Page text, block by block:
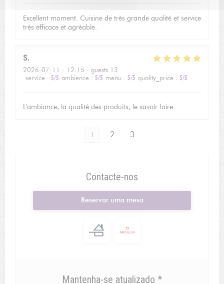
Excellent moment. Cuisine de très grande qualité et service
très efficace et agréable.
S
2026-07-11 - 12:15 - guests 13
service : 5/5 ambience : 5/5 menu : 5/5 quality_price : 5/5
L'ambiance, la qualité des produits, le savoir faire.
1 2 3
Contacte-nos
Reservar uma mesa
Mantenha-se atualizado *